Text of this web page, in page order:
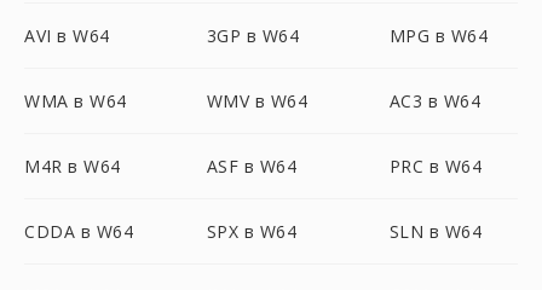
AVI в W64 3GP в W64 MPG в W64
WMA в W64 WMV в W64 AC3 в W64
M4R в W64 ASF в W64 PRC в W64
CDDA в W64 SPX в W64 SLN в W64